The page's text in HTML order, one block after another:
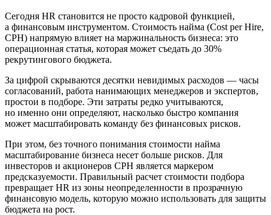
Сегодня HR становится не просто кадровой функцией,
а финансовым инструментом. Стоимость найма (Cost per Hire,
CPH) напрямую влияет на маржинальность бизнеса: это
операционная статья, которая может съедать до 30%
рекрутингового бюджета.
За цифрой скрываются десятки невидимых расходов — часы
согласований, работа нанимающих менеджеров и экспертов,
простои в подборе. Эти затраты редко учитываются,
но именно они определяют, насколько быстро компания
может масштабировать команду без финансовых рисков.
При этом, без точного понимания стоимости найма
масштабирование бизнеса несет больше рисков. Для
инвесторов и акционеров CPH является маркером
предсказуемости. Правильный расчет стоимости подбора
превращает HR из зоны неопределенности в прозрачную
финансовую модель, которую можно использовать для защиты
бюджета на рост.